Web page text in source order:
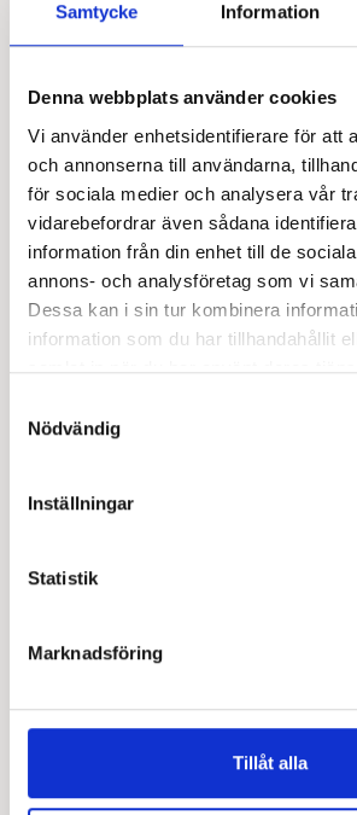
Samtycke Information
Denna webbplats använder cookies
Vi använder enhetsidentifierare för att
och annonserna till användarna,
för sociala medier och analysera vår
vidarebefordrar även sådana
information från din enhet till de
annons- och analysföretag som vi
Dessa kan i sin tur kombinera
information som du har tillhandahållit
samlat in när du har använt deras
Nödvändig
Inställningar
Statistik
Marknadsföring
Tillåt alla